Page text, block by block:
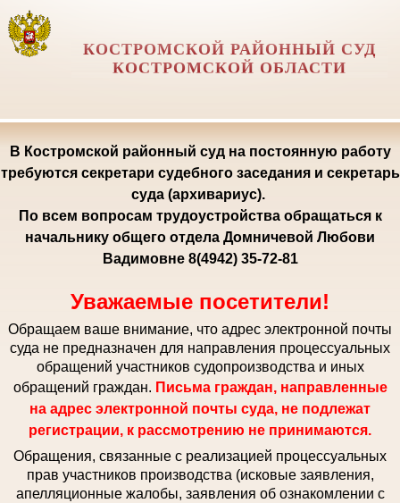
КОСТРОМСКОЙ РАЙОННЫЙ СУД
КОСТРОМСКОЙ ОБЛАСТИ
В Костромской районный суд на постоянную работу
требуются секретари судебного заседания и секретарь
суда (архивариус).
По всем вопросам трудоустройства обращаться к
начальнику общего отдела Домничевой Любови
Вадимовне 8(4942) 35-72-81
Уважаемые посетители!
Обращаем ваше внимание, что адрес электронной почты
суда не предназначен для направления процессуальных
обращений участников судопроизводства и иных
обращений граждан. Письма граждан, направленные
на адрес электронной почты суда, не подлежат
регистрации, к рассмотрению не принимаются.
Обращения, связанные с реализацией процессуальных
прав участников производства (исковые заявления,
апелляционные жалобы, заявления об ознакомлении с